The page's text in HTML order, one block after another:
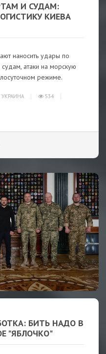
И СУДАМ:
КИЕВА
наносить удары по
атаки на морскую
режиме.
УКРАИНА
534
БИТЬ НАДО В
"ЯБЛОЧКО"